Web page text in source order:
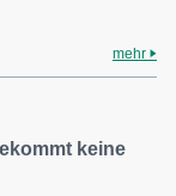
mehr
keine